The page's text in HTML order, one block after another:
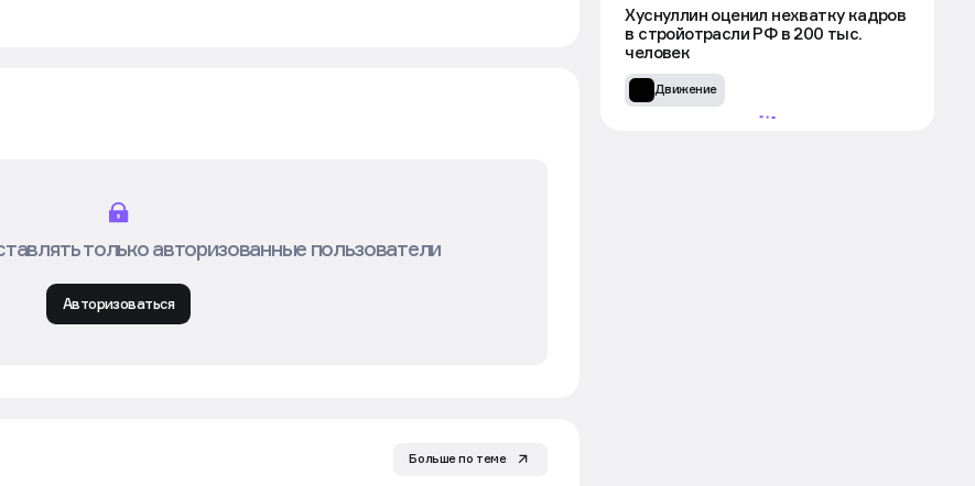
только авторизованные пользователи
Авторизоваться
Больше по теме
Хуснуллин оценил нехватку кадров
в стройотрасли РФ в 200 тыс.
человек
Движение